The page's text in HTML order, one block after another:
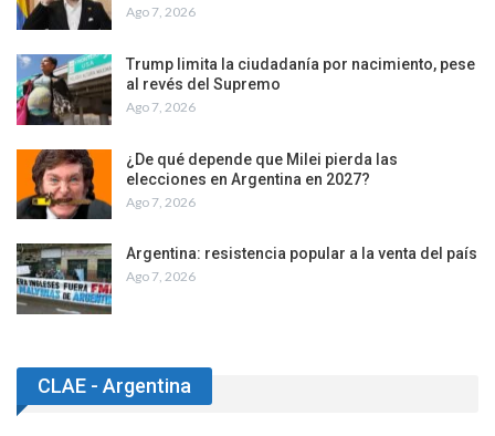
Ago 7, 2026
Trump limita la ciudadanía por nacimiento, pese
al revés del Supremo
Ago 7, 2026
¿De qué depende que Milei pierda las
elecciones en Argentina en 2027?
Ago 7, 2026
Argentina: resistencia popular a la venta del país
Ago 7, 2026
CLAE - Argentina